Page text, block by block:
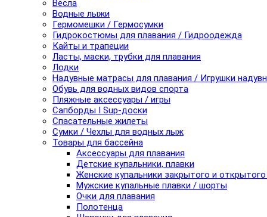
Вёсла
Водные лыжи
Гермомешки / Гермосумки
Гидрокостюмы для плавания / Гидроодежда
Кайты и трапеции
Ласты, маски, трубки для плавания
Лодки
Надувные матрасы для плавания / Игрушки
Обувь для водных видов спорта
Пляжные аксессуары / игры
Сапборды I Sup-доски
Спасательные жилеты
Сумки / Чехлы для водных лыж
Товары для бассейна
Аксессуары для плавания
Детские купальники, плавки
Женские купальники закрытого и
Мужские купальные плавки / шорты
Очки для плавания
Полотенца